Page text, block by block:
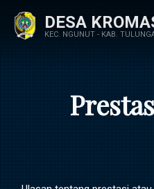
DESA
KEC. NGUNUT - KAB.